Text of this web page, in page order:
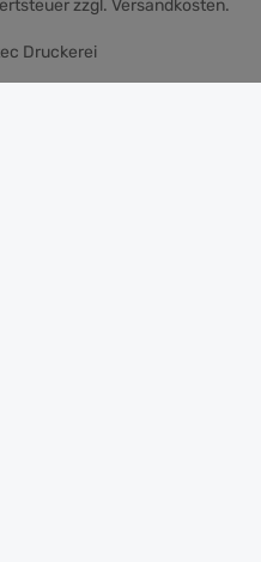
Druckerei
zzgl. Versandkosten.